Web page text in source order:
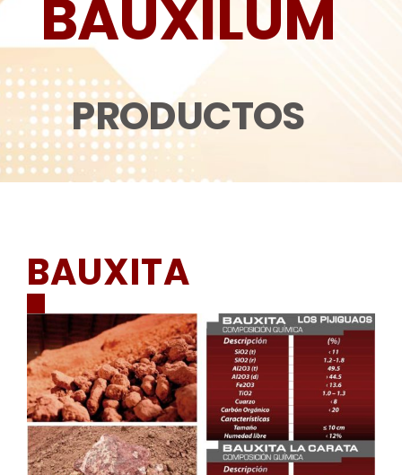
BAUXILUM
PRODUCTOS
BAUXITA